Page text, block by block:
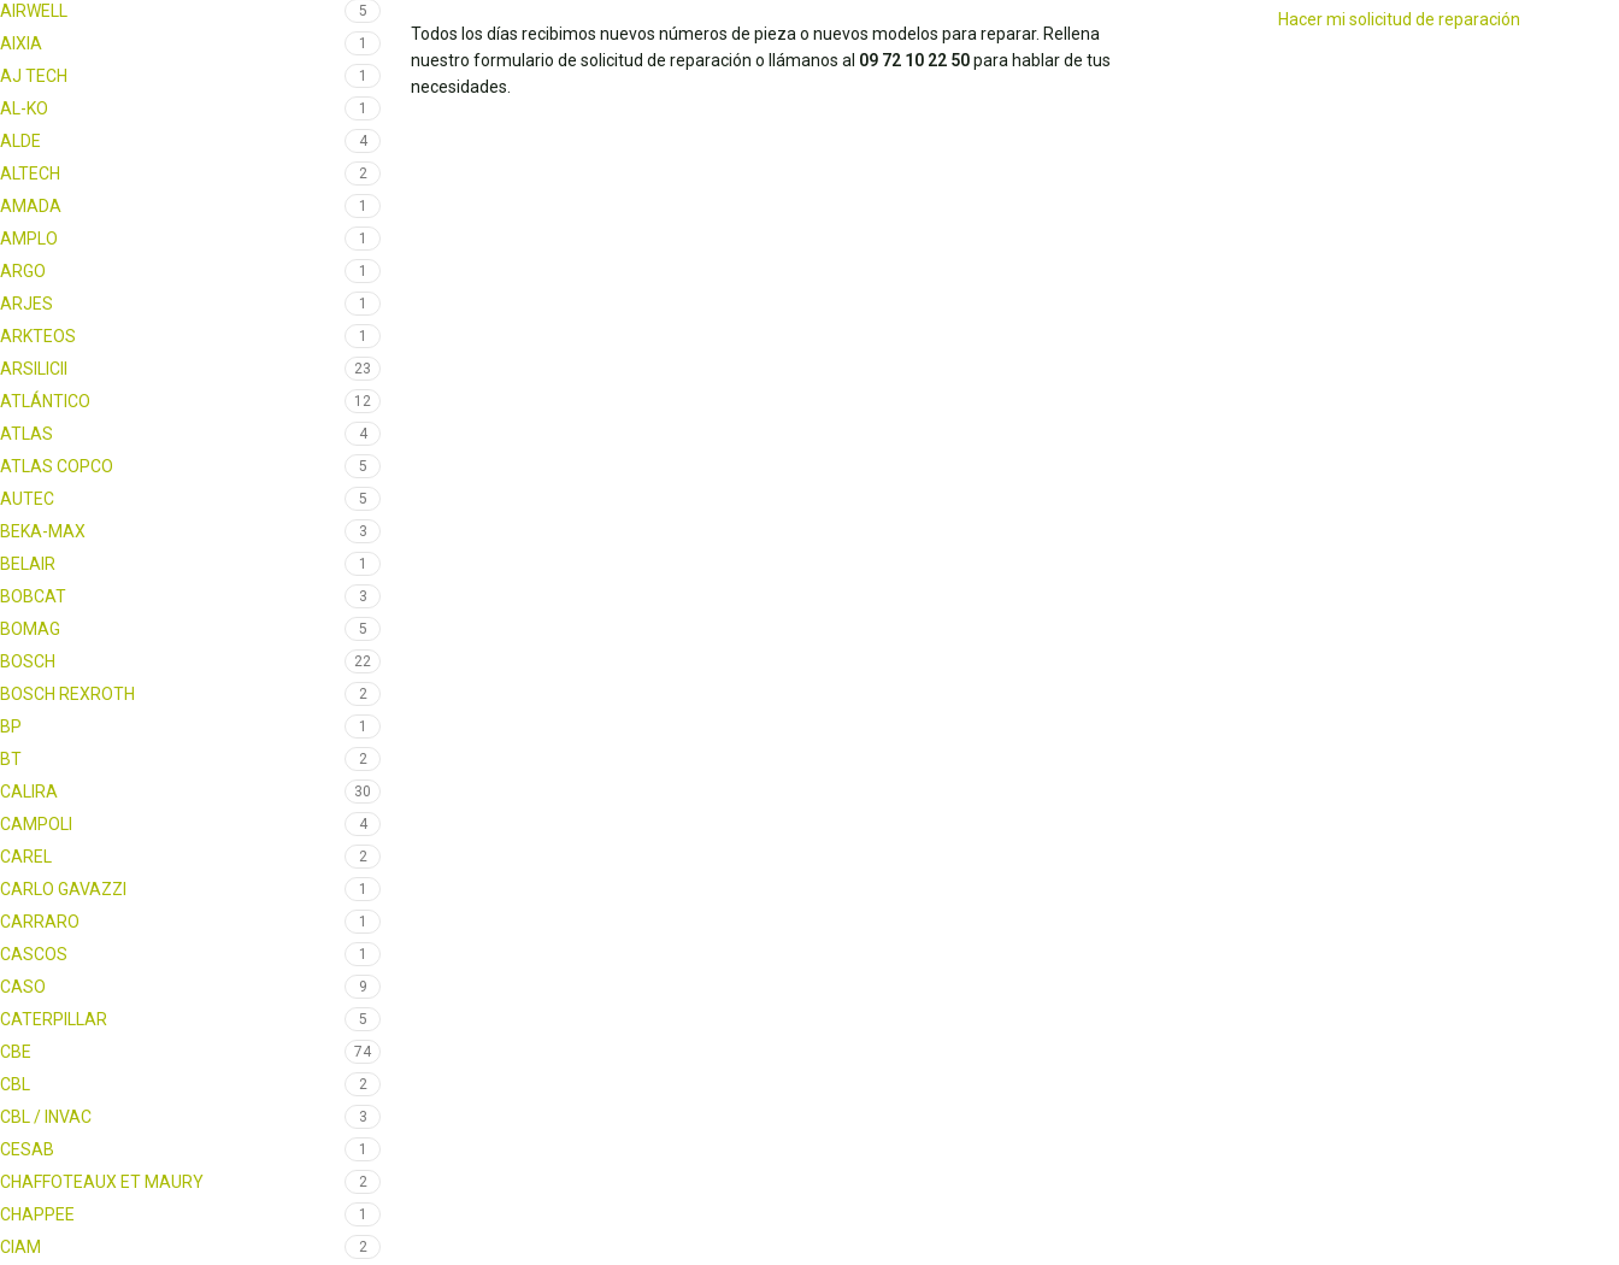
AIRWELL 5
AIXIA 1
AJ TECH 1
AL-KO 1
ALDE 4
ALTECH 2
AMADA 1
AMPLO 1
ARGO 1
ARJES 1
ARKTEOS 1
ARSILICII 23
ATLÁNTICO 12
ATLAS 4
ATLAS COPCO 5
AUTEC 5
BEKA-MAX 3
BELAIR 1
BOBCAT 3
BOMAG 5
BOSCH 22
BOSCH REXROTH 2
BP 1
BT 2
CALIRA 30
CAMPOLI 4
CAREL 2
CARLO GAVAZZI 1
CARRARO 1
CASCOS 1
CASO 9
CATERPILLAR 5
CBE 74
CBL 2
CBL / INVAC 3
CESAB 1
CHAFFOTEAUX ET MAURY 2
CHAPPEE 1
CIAM 2
Todos los días recibimos nuevos números de pieza o nuevos modelos para reparar. Rellena
nuestro formulario de solicitud de reparación o llámanos al 09 72 10 22 50para hablar de tus
necesidades.
Hacer mi solicitud de reparación